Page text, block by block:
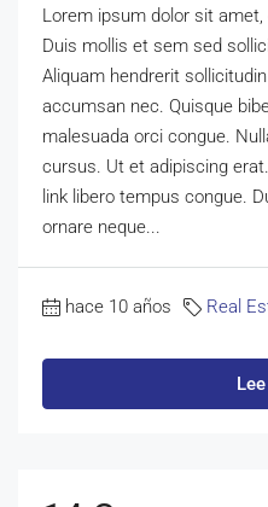
Lorem ipsum dolor sit
Duis mollis et sem sed
Aliquam hendrerit
accumsan nec. Quisque
malesuada orci congue.
cursus. Ut et adipiscing
link libero tempus congue.
ornare neque...
hace 10 años Real